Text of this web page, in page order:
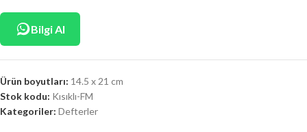
Bilgi Al
Ürün boyutları: 14.5 x 21 cm
Stok kodu: Kısıklı-FM
Kategoriler: Defterler